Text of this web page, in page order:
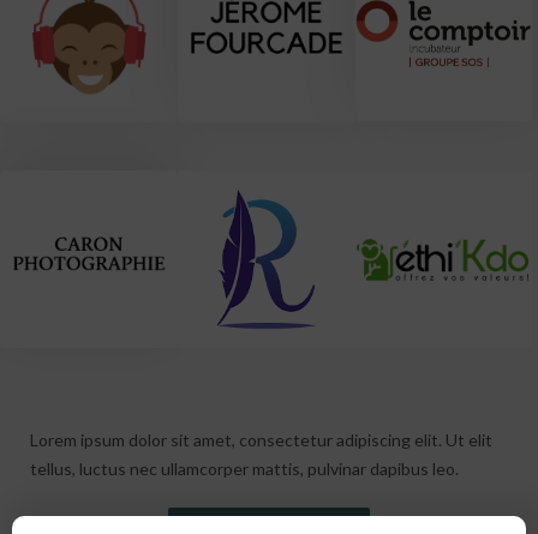
Lorem ipsum dolor sit amet, consectetur adipiscing elit. Ut elit
tellus, luctus nec ullamcorper mattis, pulvinar dapibus leo.